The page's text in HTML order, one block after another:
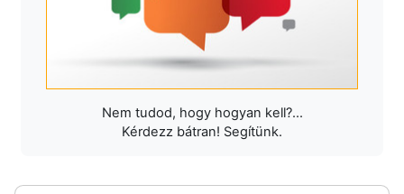
Nem tudod, hogy hogyan kell?...
Kérdezz bátran! Segítünk.